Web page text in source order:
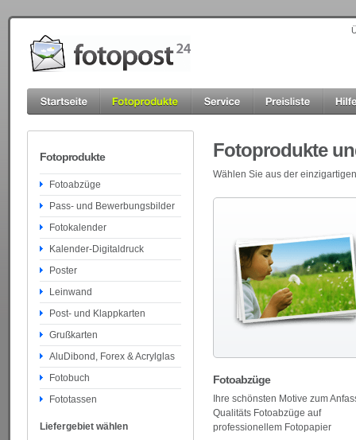
Fotoprodukte
Fotoabzüge
Pass- und Bewerbungsbilder
Fotokalender
Kalender-Digitaldruck
Poster
Leinwand
Post- und Klappkarten
Grußkarten
AluDibond, Forex & Acrylglas
Fotobuch
Fototassen
Liefergebiet wählen
Fotoprodukte
Wählen Sie aus der
Fotoabzüge
Ihre schönsten Motive zum
Qualitäts Fotoabzüge auf
professionellem Fotopapier